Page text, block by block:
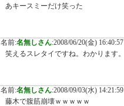
あキースミーだけ笑った
名前:名無しさん:2008/06/20(金) 16:40:57
笑えるスレタイですね。わかります。
名前:名無しさん:2008/09/03(水) 14:21:59
藤木で腹筋崩壊ｗｗｗｗｗ